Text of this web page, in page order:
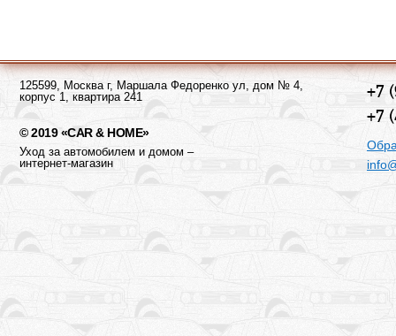
125599, Москва г, Маршала Федоренко ул, дом № 4,
корпус 1, квартира 241
© 2019 «CAR & HOME»
Уход за автомобилем и домом –
интернет-магазин
+7
+7